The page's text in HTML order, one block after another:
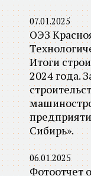
07.01.2025
ОЭЗ
Итоги
2024 года.
Сибирь».
06.01.2025
Фотоотчет